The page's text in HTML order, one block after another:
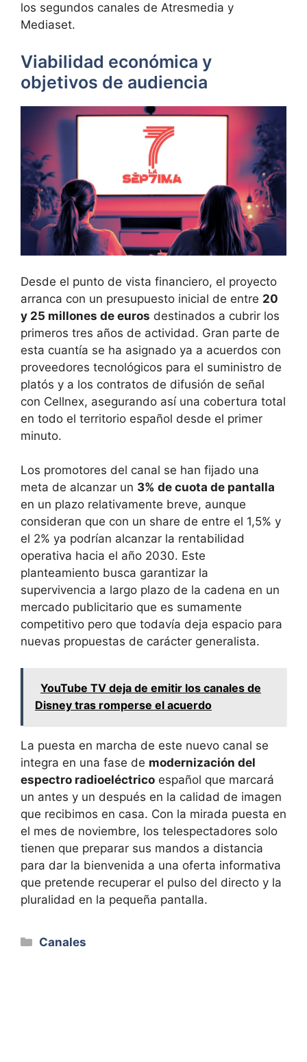
los segundos canales de Atresmedia y
Mediaset.
Viabilidad económica y
objetivos de audiencia
Desde el punto de vista financiero, el proyecto
arranca con un presupuesto inicial de entre 20
y 25 millones de euros destinados a cubrir los
primeros tres años de actividad. Gran parte de
esta cuantía se ha asignado ya a acuerdos con
proveedores tecnológicos para el suministro de
platós y a los contratos de difusión de señal
con Cellnex, asegurando así una cobertura total
en todo el territorio español desde el primer
minuto.
Los promotores del canal se han fijado una
meta de alcanzar un 3% de cuota de pantalla
en un plazo relativamente breve, aunque
consideran que con un share de entre el 1,5% y
el 2% ya podrían alcanzar la rentabilidad
operativa hacia el año 2030. Este
planteamiento busca garantizar la
supervivencia a largo plazo de la cadena en un
mercado publicitario que es sumamente
competitivo pero que todavía deja espacio para
nuevas propuestas de carácter generalista.
YouTube TV deja de emitir los canales de
Disney tras romperse el acuerdo
La puesta en marcha de este nuevo canal se
integra en una fase de modernización del
espectro radioeléctrico español que marcará
un antes y un después en la calidad de imagen
que recibimos en casa. Con la mirada puesta en
el mes de noviembre, los telespectadores solo
tienen que preparar sus mandos a distancia
para dar la bienvenida a una oferta informativa
que pretende recuperar el pulso del directo y la
pluralidad en la pequeña pantalla.
Categorías
Canales